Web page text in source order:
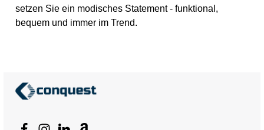
setzen Sie ein modisches Statement - funktional,
bequem und immer im Trend.